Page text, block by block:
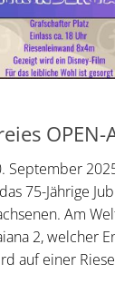
OPEN-
September
75-Jährige
Am
2, welcher
auf einer